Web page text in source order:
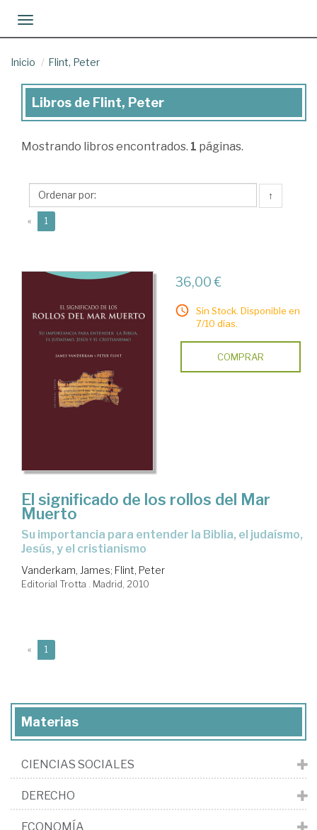
Toggle navigation
Inicio Flint, Peter
Libros
Flint,
Libros de Flint, Peter
Mostrando libros encontrados. 1 páginas.
↑
« 1
36,00 €
Sin Stock. Disponible en
7/10 días.
COMPRAR
El significado de los rollos del Mar
Muerto
su importancia para entender la Biblia, el judaísmo,
Jesús, y el cristianismo
Vanderkam, James; Flint, Peter
Editorial Trotta . Madrid, 2010
« 1
Materias
CIENCIAS SOCIALES
DERECHO
ECONOMÍA